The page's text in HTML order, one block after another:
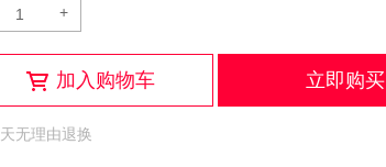
+
加入购物车 立即购买
无理由退换